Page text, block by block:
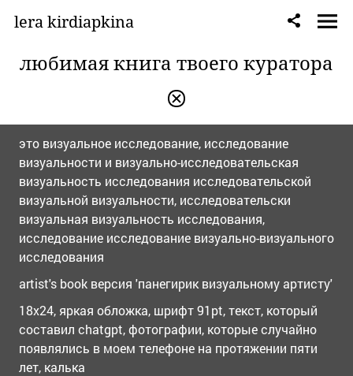
lera kirdiapkina
любимая книга твоего куратора
это визуальное исследование, исследование
визуальности и визуально-исследовательская
визуальность исследования исследовательской
визуальной визуальности, исследовательски
визуальная визуальность исследования,
исследование исследование визуально-визуального
исследования
artist's book версия 'панегирик визуальному артисту'
18х24, яркая обложка, шрифт 91pt, текст, который
составил chatgpt, фотографии, которые случайно
появлялись в моем телефоне на протяжении пяти
лет, калька